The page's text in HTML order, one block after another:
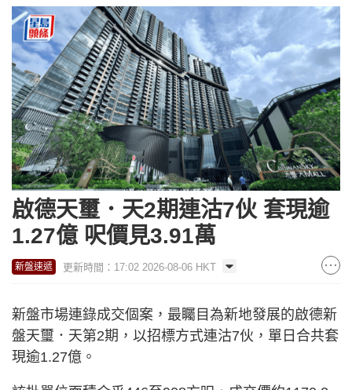
啟德天璽．天2期連沽7伙 套現逾
1.27億 呎價見3.91萬
新盤速遞 更新時間：17:02 2026-08-06 HKT
新盤市場連錄成交個案，最矚目為新地發展的啟德新
盤天璽．天第2期，以招標方式連沽7伙，單日合共套
現逾1.27億。